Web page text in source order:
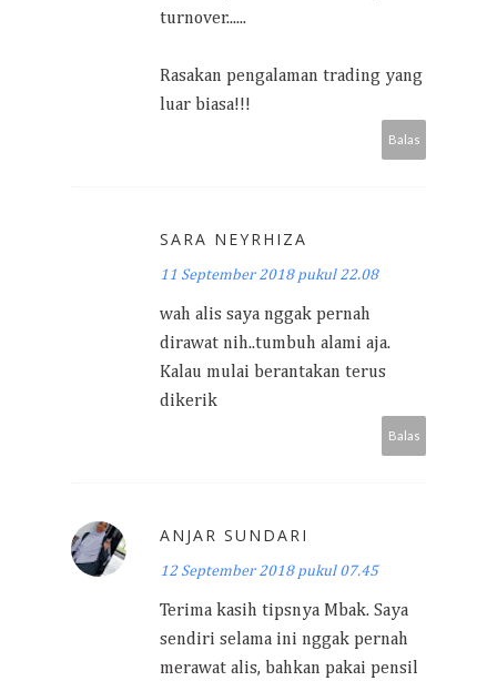
turnover......
Rasakan pengalaman trading yang
luar biasa!!!
Balas
SARA NEYRHIZA
11 September 2018 pukul 22.08
wah alis saya nggak pernah
dirawat nih..tumbuh alami aja.
Kalau mulai berantakan terus
dikerik
Balas
ANJAR SUNDARI
12 September 2018 pukul 07.45
Terima kasih tipsnya Mbak. Saya
sendiri selama ini nggak pernah
merawat alis, bahkan pakai pensil